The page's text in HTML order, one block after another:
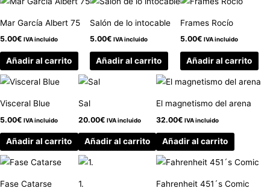
Mar García Albert 75
5.00€ IVA incluido
Añadir al carrito
Salón de lo intocable
5.00€ IVA incluido
Añadir al carrito
Frames Rocío
5.00€ IVA incluido
Añadir al carrito
Visceral Blue
5.00€ IVA incluido
Añadir al carrito
Sal
20.00€ IVA incluido
Añadir al carrito
El magnetismo del arena
32.00€ IVA incluido
Añadir al carrito
Fase Catarse 1. Fahrenheit 451´s Comic